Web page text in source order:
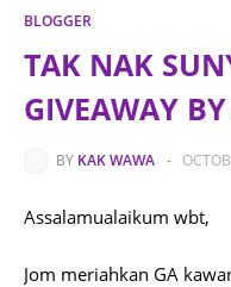
BLOGGER
TAK NAK
GIVEAWAY
BY KAK WAWA -
Assalamualaikum wbt,
Jom meriahkan GA